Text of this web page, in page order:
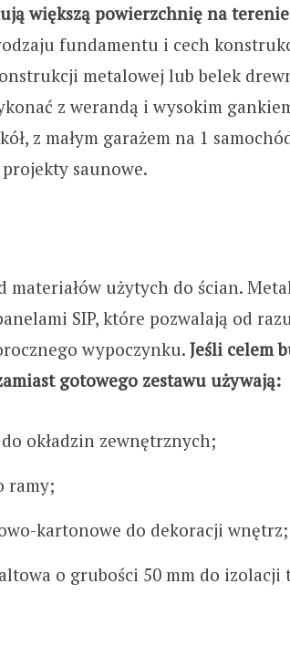
większą powierzchnię na
fundamentu i cech
metalowej lub belek
z werandą i wysokim
z małym garażem na 1
saunowe.
materiałów użytych do ścian.
SIP, które pozwalają od
wypoczynku.Jeśli celem
gotowego zestawu używają:
do okładzin zewnętrznych;
ramy;
kartonowe do dekoracji wnętrz;
o grubości 50 mm do izolacji